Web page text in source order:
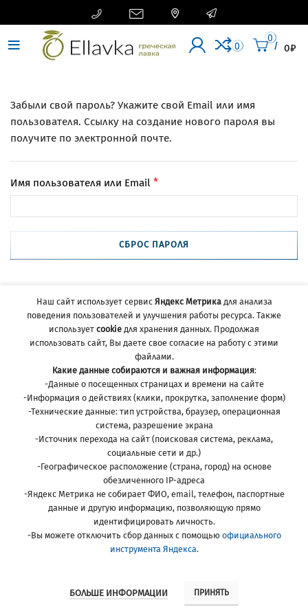
   
0
0
/ 0₽
Забыли свой пароль? Укажите свой Email или имя
пользователя. Ссылку на создание нового пароля вы
получите по электронной почте.
Имя пользователя или Email *Обязательно
СБРОС ПАРОЛЯ
Ellavka 2021-2022 created by Supreme Design
. Premium e-
commerce solutions.
Политика конфиденциальности
Наш сайт использует сервис Яндекс Метрикадля анализа
поведения пользователей и улучшения работы ресурса. Также
использует cookie для хранения данных. Продолжая
использовать сайт, Вы даете свое согласие на работу с этими
файлами.
Какие данные собираются и важная информация:
-Данные о посещенных страницах и времени на сайте
-Информация о действиях (клики, прокрутка, заполнение форм)
-Технические данные: тип устройства, браузер, операционная
система, разрешение экрана
-Источник перехода на сайт (поисковая система, реклама,
социальные сети и др.)
-Географическое расположение (страна, город) на основе
обезличенного IP-адреса
-Яндекс Метрика не собирает ФИО, email, телефон, паспортные
данные и другую информацию, позволяющую прямо
идентифицировать личность.
-Вы можете отключить сбор данных с помощью официального
инструмента Яндекса.
БОЛЬШЕ ИНФОРМАЦИИ ПРИНЯТЬ